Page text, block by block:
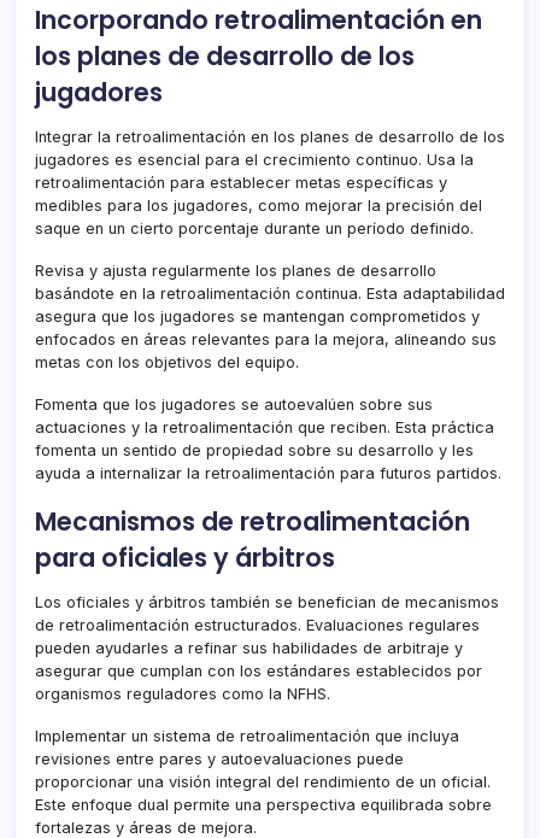
Incorporando retroalimentación en
los planes de desarrollo de los
jugadores
Integrar la retroalimentación en los planes de desarrollo de los
jugadores es esencial para el crecimiento continuo. Usa la
retroalimentación para establecer metas específicas y
medibles para los jugadores, como mejorar la precisión del
saque en un cierto porcentaje durante un período definido.
Revisa y ajusta regularmente los planes de desarrollo
basándote en la retroalimentación continua. Esta adaptabilidad
asegura que los jugadores se mantengan comprometidos y
enfocados en áreas relevantes para la mejora, alineando sus
metas con los objetivos del equipo.
Fomenta que los jugadores se autoevalúen sobre sus
actuaciones y la retroalimentación que reciben. Esta práctica
fomenta un sentido de propiedad sobre su desarrollo y les
ayuda a internalizar la retroalimentación para futuros partidos.
Mecanismos de retroalimentación
para oficiales y árbitros
Los oficiales y árbitros también se benefician de mecanismos
de retroalimentación estructurados. Evaluaciones regulares
pueden ayudarles a refinar sus habilidades de arbitraje y
asegurar que cumplan con los estándares establecidos por
organismos reguladores como la NFHS.
Implementar un sistema de retroalimentación que incluya
revisiones entre pares y autoevaluaciones puede
proporcionar una visión integral del rendimiento de un oficial.
Este enfoque dual permite una perspectiva equilibrada sobre
fortalezas y áreas de mejora.